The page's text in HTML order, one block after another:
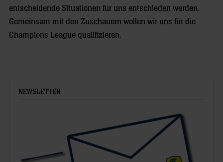
entscheidende Situationen für uns entschieden werden.
Gemeinsam mit den Zuschauern wollen wir uns für die
Champions League qualifizieren.
NEWSLETTER